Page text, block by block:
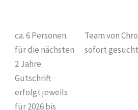
ca. 6 Personen
für die nächsten
2 Jahre.
Gutschrift
erfolgt jeweils
für 2026 bis
Team von
sofort gesucht